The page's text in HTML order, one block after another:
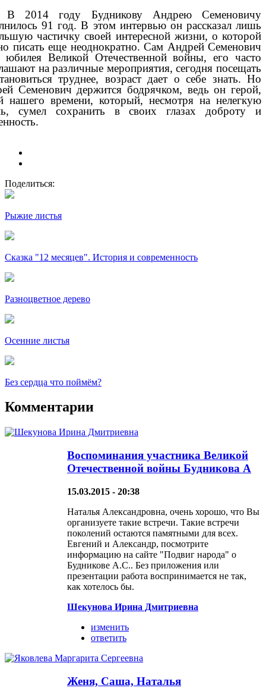
В 2014 году Будникову Андрею Семеновичу
91 год. В этом интервью он рассказал лишь
частичку своей интересной жизни, о которой
писать еще неоднократно. Сам Андрей Семенович
юбилея Великой Отечественной войны, его часто
на различные мероприятия, сегодня посещать
труднее, возраст дает о себе знать. Но
Семенович держится бодрячком, ведь он герой,
нашего времени, который, несмотря на нелегкую
сумел сохранить в своих глазах доброту и
Поделиться:
Рыжие листья
Сказка "12 месяцев". История и современность
Разноцветное дерево
Осенние листья
Без сердца что поймём?
Комментарии
Воспоминания участника Великой
Отечественной войны Будникова А
15.03.2015 - 20:38
Наталья Александровна, очень хорошо, что Вы
организуете такие встречи. Такие встречи
поколений остаются памятными для всех.
Евгений и Александр, посмотрите
информацию на сайте "Подвиг народа" о
Будникове А.С.. Без приложения или
презентации работа воспринимается не так,
как хотелось бы.
Шекунова Ирина Дмитриевна
изменить
ответить
Женя, Саша, Наталья